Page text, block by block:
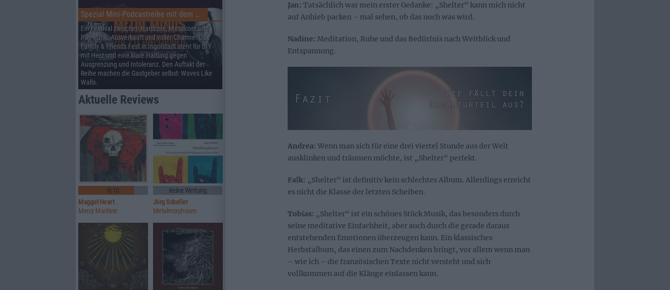
Jan: Tatsächlich war mein erster Gedanke: „Shelter“ kann mich nicht
auf Anhieb packen – mal sehen, ob das noch was wird.
Nadine: Meditation, Ruhe und das Bedürfnis nach Weitblick und
Entspannung.
Andrea: Wenn man sich für eine drei viertel Stunde aus der Welt
ausklinken und träumen möchte, ist „Shelter“ perfekt.
Falk: „Shelter“ ist definitiv kein schlechtes Album. Allerdings erreicht
es nicht die Klasse der letzten Scheiben.
Tobias: „Shelter“ ist ein schönes Stück Musik, das besonders durch
seine meditative Einfachheit, aber auch durch die gerade daraus
entstehenden Emotionen überzeugen kann. Ein klassisches
Herbstalbum, das einen zum Nachdenken bringt, vor allem wenn man
– wie ich – die französischen Texte nicht versteht und sich
vollkommen auf die Klänge einlassen kann.
Spezial Mini-Podcastreihe mit dem Family & Friends Fest
Ein Festival zwischen Hardcore, Metalcore und
Pop-Punk. Ausverkauft und voller Charme. Das
Family & Friends Fest in Ingolstadt steht für DIY
mit Herz und eine klare Haltung gegen
Ausgrenzung und Intoleranz. Den Auftakt der
Reihe machen die Gastgeber selbst: Waves Like
Walls.
Aktuelle Reviews
8/10
Maggot Heart
Mercy Machine
Keine Wertung
Jörg Scheller
Metalmorphosen